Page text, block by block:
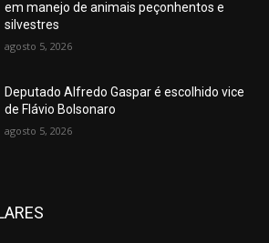
em manejo de animais peçonhentos e
silvestres
agosto 5, 2026
Deputado Alfredo Gaspar é escolhido vice
de Flávio Bolsonaro
agosto 5, 2026